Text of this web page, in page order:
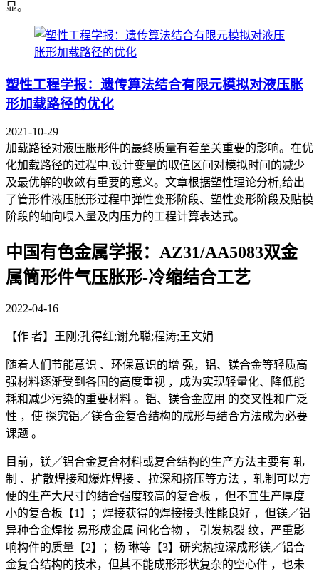
显。
塑性工程学报：遗传算法结合有限元模拟对液压胀
形加载路径的优化
2021-10-29
加载路径对液压胀形件的最终质量有着至关重要的影响。在优
化加载路径的过程中,设计变量的取值区间对模拟时间的减少
及最优解的收敛有重要的意义。文章根据塑性理论分析,给出
了管形件液压胀形过程中弹性变形阶段、塑性变形阶段及贴模
阶段的轴向喂入量及内压力的工程计算表达式。
中国有色金属学报：AZ31/AA5083双金
属筒形件气压胀形-冷缩结合工艺
2022-04-16
【作 者】王刚;孔得红;谢允聪;程涛;王文娟
随着人们节能意识 、环保意识的增 强，铝、镁合金等轻质高
强材料逐渐受到各国的高度重视 ，成为实现轻量化、降低能
耗和减少污染的重要材料 。铝、镁合金应用 的交叉性和广泛
性 ，使 探究铝／镁合金复合结构的成形与结合方法成为必要
课题 。
目前，镁／铝合金复合材料或复合结构的生产方法主要有 轧
制 、扩散焊接和爆炸焊接 、拉深和挤压等方法 ，轧制可以方
便的生产大尺寸的结合强度较高的复合板 ，但不宜生产厚度
小的复合板【1】；焊接获得的焊接接头性能良好 ，但镁／铝
异种合金焊接 易形成金属 间化合物 ， 引发热裂 纹，严重影
响构件的质量【2】；杨 琳等【3】研究热拉深成形镁／铝合
金复合结构的技术，但其不能成形形状复杂的空心件 ，也未